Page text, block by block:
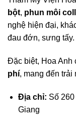
bột, phun môi
nghệ hiện đại,
đau đớn, sưng tấy.
Đặc biệt, Hoa Anh
phí, mang đến
Địa chỉ: Số
Giang